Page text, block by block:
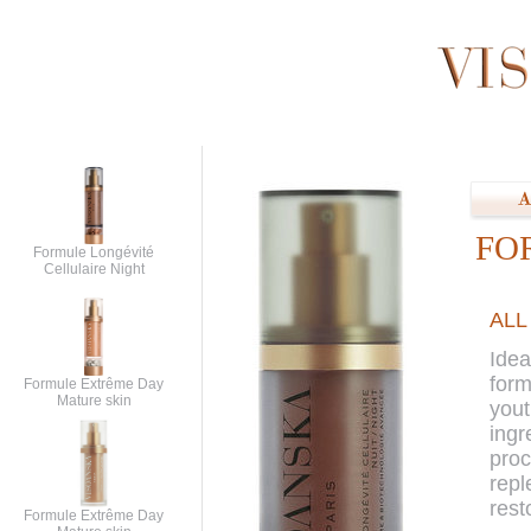
Formule Longévité
Cellulaire Night
Formule Extrême Day
Mature skin
Formule Extrême Day